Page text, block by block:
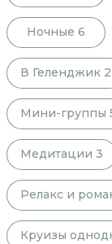
Ночные 6
В Геленджик 2
Мини-группы
Медитации 3
Релакс и
Круизы